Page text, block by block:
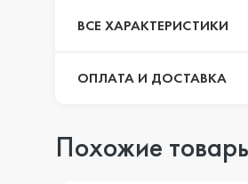
ВСЕ ХАРАКТЕРИСТИКИ
ОПЛАТА И ДОСТАВКА
Похожие